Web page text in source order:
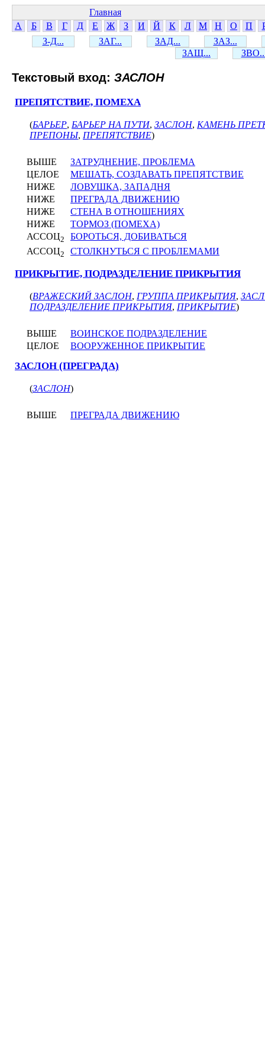
Главная
А
Б В Г Д Е Ж З И Й К Л М Н О П
З-Д...
ЗАГ... ЗАД...
ЗАЗ...
ЗАЩ...
Текстовый вход: ЗАСЛОН
ПРЕПЯТСТВИЕ, ПОМЕХА
(БАРЬЕР, БАРЬЕР НА ПУТИ, ЗАСЛОН, КАМЕНЬ
ПРЕПОНЫ, ПРЕПЯТСТВИЕ)
ВЫШЕ
ЗАТРУДНЕНИЕ, ПРОБЛЕМА
ЦЕЛОЕ
МЕШАТЬ, СОЗДАВАТЬ ПРЕПЯТСТВИЕ
НИЖЕ
ЛОВУШКА, ЗАПАДНЯ
НИЖЕ
ПРЕГРАДА ДВИЖЕНИЮ
НИЖЕ
СТЕНА В ОТНОШЕНИЯХ
НИЖЕ
ТОРМОЗ (ПОМЕХА)
АССОЦ2
БОРОТЬСЯ, ДОБИВАТЬСЯ
АССОЦ2 СТОЛКНУТЬСЯ С ПРОБЛЕМАМИ
ПРИКРЫТИЕ, ПОДРАЗДЕЛЕНИЕ ПРИКРЫТИЯ
(ВРАЖЕСКИЙ ЗАСЛОН, ГРУППА ПРИКРЫТИЯ,
ПОДРАЗДЕЛЕНИЕ ПРИКРЫТИЯ, ПРИКРЫТИЕ)
ВЫШЕ
ВОИНСКОЕ ПОДРАЗДЕЛЕНИЕ
ЦЕЛОЕ
ВООРУЖЕННОЕ ПРИКРЫТИЕ
ЗАСЛОН (ПРЕГРАДА)
(ЗАСЛОН)
ВЫШЕ ПРЕГРАДА ДВИЖЕНИЮ